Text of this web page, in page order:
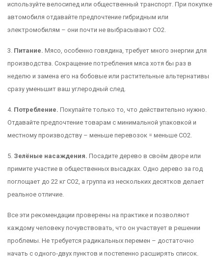
используйте велосипед или общественный транспорт. При покупке
автомобиля отдавайте предпочтение гибридным или
электромобилям – они почти не выбрасывают CO2.
3. Питание. Мясо, особенно говядина, требует много энергии для
производства. Сокращение потребления мяса хотя бы раз в
неделю и замена его на бобовые или растительные альтернативы
сразу уменьшит ваш углеродный след.
4. Потребление. Покупайте только то, что действительно нужно.
Отдавайте предпочтение товарам с минимальной упаковкой и
местному производству – меньше перевозок = меньше CO2.
5. Зелёные насаждения. Посадите дерево в своём дворе или
примите участие в общественных высадках. Одно дерево за год
поглощает до 22 кг CO2, а группа из нескольких десятков делает
реальное отличие.
Все эти рекомендации проверены на практике и позволяют
каждому человеку почувствовать, что он участвует в решении
проблемы. Не требуется радикальных перемен – достаточно
начать с одного‑двух пунктов и постепенно расширять список.